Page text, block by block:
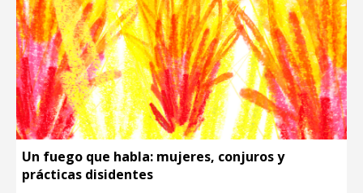
Un fuego que habla: mujeres, conjuros y
prácticas disidentes